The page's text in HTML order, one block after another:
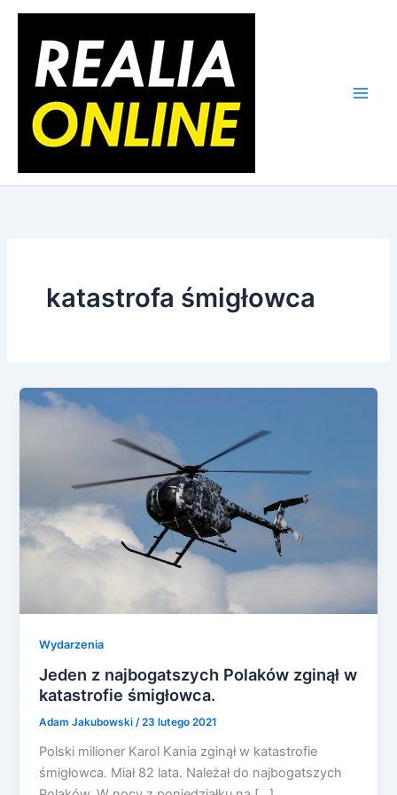
Skip
content
katastrofa śmigłowca
Wydarzenia
Jeden z najbogatszych Polaków zginął w
katastrofie śmigłowca.
Adam Jakubowski/23 lutego 2021
Polski milioner Karol Kania zginął w katastrofie
śmigłowca. Miał 82 lata. Należał do najbogatszych